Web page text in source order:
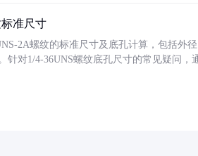
准尺寸
2A螺纹的标准尺寸及底孔计算，包括外
针对1/4-36UNS螺纹底孔尺寸的常见疑问